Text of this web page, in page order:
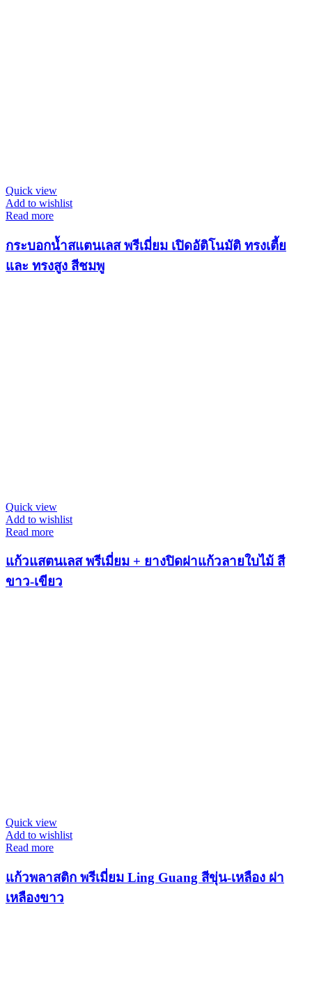
Quick view
Add to wishlist
Read more
กระบอกน้ำสแตนเลส พรีเมี่ยม เปิดอัติโนมัติ ทรงเตี้ย
และ ทรงสูง สีชมพู
Quick view
Add to wishlist
Read more
แก้วแสตนเลส พรีเมี่ยม + ยางปิดฝาแก้วลายใบไม้ สี
ขาว-เขียว
Quick view
Add to wishlist
Read more
แก้วพลาสติก พรีเมี่ยม Ling Guang สีขุ่น-เหลือง ฝา
เหลืองขาว